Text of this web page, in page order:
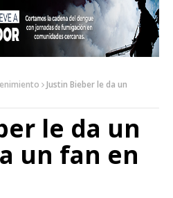
Justin Bieber le da un
le da un
un fan en